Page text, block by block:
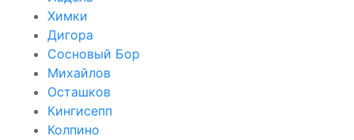
Химки
Дигора
Сосновый Бор
Михайлов
Осташков
Кингисепп
Колпино